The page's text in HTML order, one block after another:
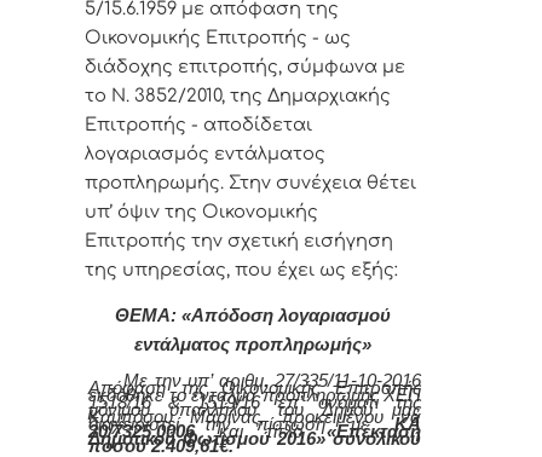
5/15.6.1959 με απόφαση της
Οικονομικής Επιτροπής - ως
διάδοχης επιτροπής, σύμφωνα με
το Ν. 3852/2010, της Δημαρχιακής
Επιτροπής - αποδίδεται
λογαριασμός εντάλματος
προπληρωμής. Στην συνέχεια θέτει
υπ’ όψιν της Οικονομικής
Επιτροπής την σχετική εισήγηση
της υπηρεσίας, που έχει ως εξής:
ΘΕΜΑ: «Απόδοση λογαριασμού
εντάλματος προπληρωμής»
Με την υπ’ αριθμ. 27/335/11-10-2016
Απόφαση της Οικονομικής Επιτροπής
εκδόθηκε το ένταλμα προπληρωμής ΧΕΠ
1518/16 & 1519/16 επ’ ονόματι της
μόνιμου υπαλλήλου του Δήμου μας
Καμπόσου Μαρίνας, προκειμένου να
διαχειριστεί την πίστωση μεΚΑ
20/7325.0006και τίτλο«Επέκταση
Δημοτικού Φωτισμού 2016» συνολικού
ποσού 2.409,61€.